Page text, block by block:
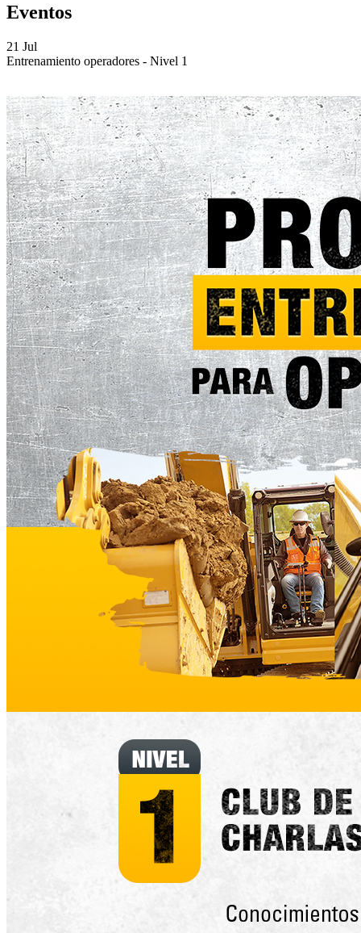
Eventos
21 Jul
Entrenamiento operadores - Nivel 1